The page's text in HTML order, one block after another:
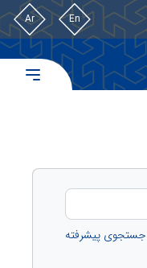
En
Ar
جستجوی پیشرفته